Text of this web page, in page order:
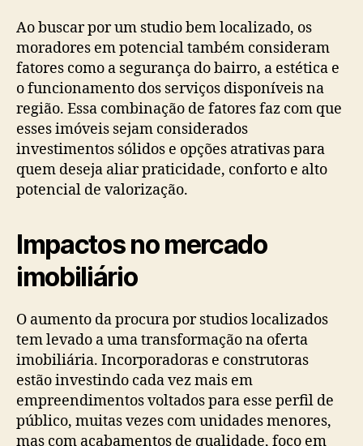
Ao buscar por um studio bem localizado, os
moradores em potencial também consideram
fatores como a segurança do bairro, a estética e
o funcionamento dos serviços disponíveis na
região. Essa combinação de fatores faz com que
esses imóveis sejam considerados
investimentos sólidos e opções atrativas para
quem deseja aliar praticidade, conforto e alto
potencial de valorização.
Impactos no mercado
imobiliário
O aumento da procura por studios localizados
tem levado a uma transformação na oferta
imobiliária. Incorporadoras e construtoras
estão investindo cada vez mais em
empreendimentos voltados para esse perfil de
público, muitas vezes com unidades menores,
mas com acabamentos de qualidade, foco em